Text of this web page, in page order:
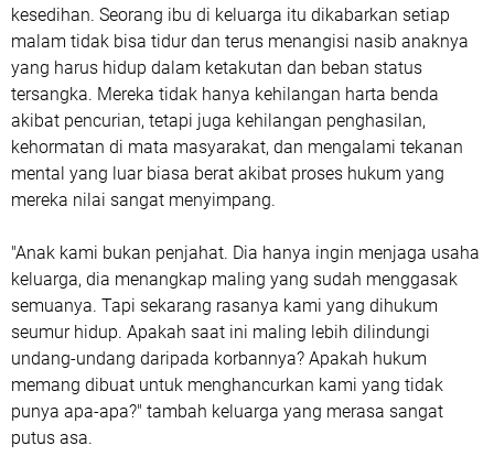
kesedihan. Seorang ibu di keluarga itu dikabarkan setiap
malam tidak bisa tidur dan terus menangisi nasib anaknya
yang harus hidup dalam ketakutan dan beban status
tersangka. Mereka tidak hanya kehilangan harta benda
akibat pencurian, tetapi juga kehilangan penghasilan,
kehormatan di mata masyarakat, dan mengalami tekanan
mental yang luar biasa berat akibat proses hukum yang
mereka nilai sangat menyimpang.
"Anak kami bukan penjahat. Dia hanya ingin menjaga usaha
keluarga, dia menangkap maling yang sudah menggasak
semuanya. Tapi sekarang rasanya kami yang dihukum
seumur hidup. Apakah saat ini maling lebih dilindungi
undang-undang daripada korbannya? Apakah hukum
memang dibuat untuk menghancurkan kami yang tidak
punya apa-apa?" tambah keluarga yang merasa sangat
putus asa.